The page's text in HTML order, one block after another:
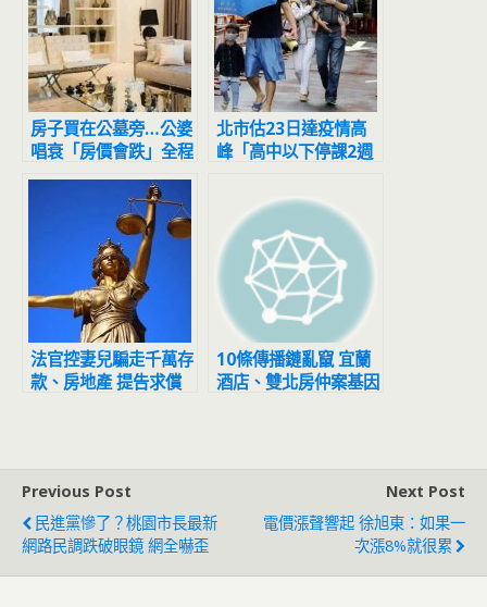
房子買在公墓旁…公婆
唱衰「房價會跌」全程
擺臭臉 人妻怒噴：等
北市估23日達疫情高
峰「高中以下停課2週
法官控妻兒騙走千萬存
款、房地產 提告求償
10條傳播鏈亂竄 宜蘭
酒店、雙北房仲案基因
Previous Post
民進黨慘了？桃園市長最新
網路民調跌破眼鏡 網全嚇歪
Next Post
電價漲聲響起 徐旭東：如果一
次漲8%就很累